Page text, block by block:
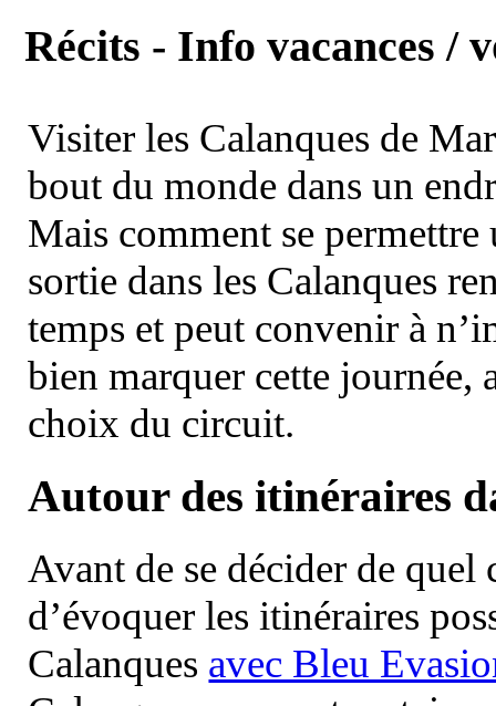
Récits - Info vacances /
Visiter les Calanques de
bout du monde dans un
Mais comment se permettre
sortie dans les Calanques
temps et peut convenir à
bien marquer cette journée,
choix du circuit.
Autour des itinéraires
Avant de se décider de
d’évoquer les itinéraires
Calanques avec Bleu